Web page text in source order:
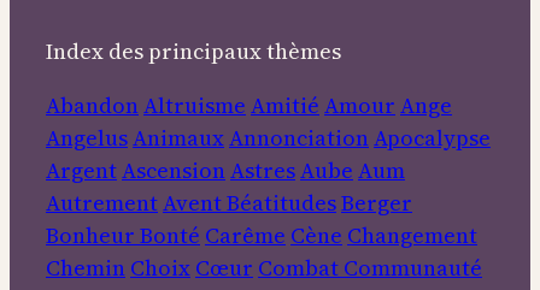
Index des principaux thèmes
AbandonAltruisme Amitié Amour Ange
AngelusAnimauxAnnonciationApocalypse
ArgentAscensionAstresAube Aum
AutrementAventBéatitudesBerger
Bonheur Bonté Carême Cène Changement
Chemin Choix Cœur Combat Communauté